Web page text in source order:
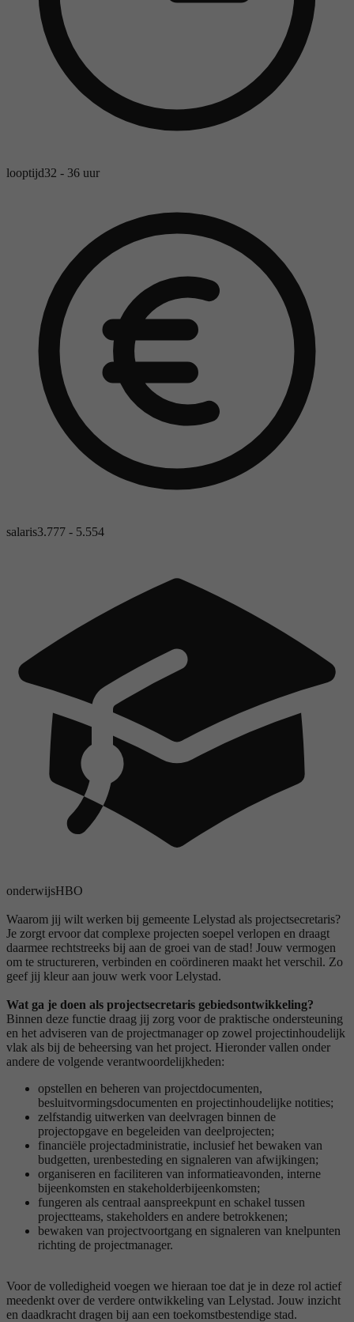
looptijd32 - 36 uur
salaris3.777 - 5.554
onderwijsHBO
Waarom jij wilt werken bij gemeente Lelystad als projectsecretaris?
Je zorgt ervoor dat complexe projecten soepel verlopen en draagt
daarmee rechtstreeks bij aan de groei van de stad! Jouw vermogen
om te structureren, verbinden en coördineren maakt het verschil. Zo
geef jij kleur aan jouw werk voor Lelystad.
Wat ga je doen als projectsecretaris gebiedsontwikkeling?
Binnen deze functie draag jij zorg voor de praktische ondersteuning
en het adviseren van de projectmanager op zowel projectinhoudelijk
vlak als bij de beheersing van het project. Hieronder vallen onder
andere de volgende verantwoordelijkheden:
opstellen en beheren van projectdocumenten,
besluitvormingsdocumenten en projectinhoudelijke notities;
zelfstandig uitwerken van deelvragen binnen de
projectopgave en begeleiden van deelprojecten;
financiële projectadministratie, inclusief het bewaken van
budgetten, urenbesteding en signaleren van afwijkingen;
organiseren en faciliteren van informatieavonden, interne
bijeenkomsten en stakeholderbijeenkomsten;
fungeren als centraal aanspreekpunt en schakel tussen
projectteams, stakeholders en andere betrokkenen;
bewaken van projectvoortgang en signaleren van knelpunten
richting de projectmanager.
Voor de volledigheid voegen we hieraan toe dat je in deze rol actief
meedenkt over de verdere ontwikkeling van Lelystad. Jouw inzicht
en daadkracht dragen bij aan een toekomstbestendige stad.